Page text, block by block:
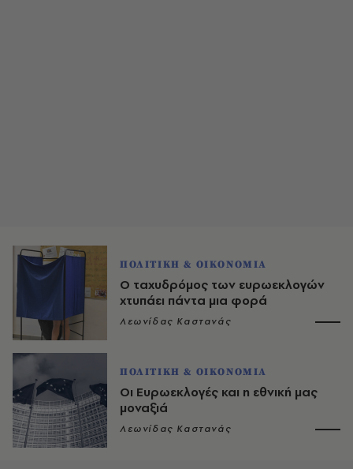
ΠΟΛΙΤΙΚΗ & ΟΙΚΟΝΟΜΙΑ
Ο ταχυδρόμος των ευρωεκλογών
χτυπάει πάντα μια φορά
Λεωνίδας Καστανάς
ΠΟΛΙΤΙΚΗ & ΟΙΚΟΝΟΜΙΑ
Οι Ευρωεκλογές και η εθνική μας
μοναξιά
Λεωνίδας Καστανάς